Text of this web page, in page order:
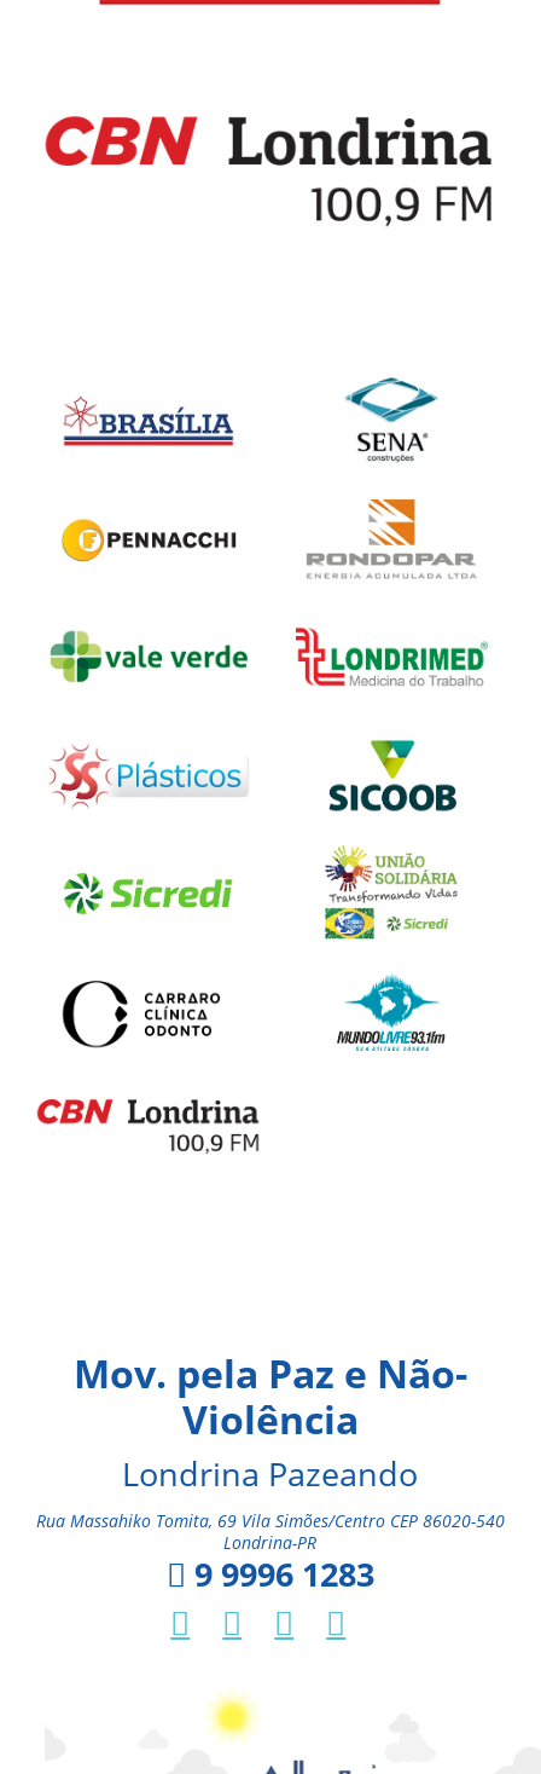
Mov. pela Paz e Não-
Violência
Londrina Pazeando
Rua Massahiko Tomita, 69 Vila Simões/Centro CEP 86020-540
Londrina-PR
9 9996 1283